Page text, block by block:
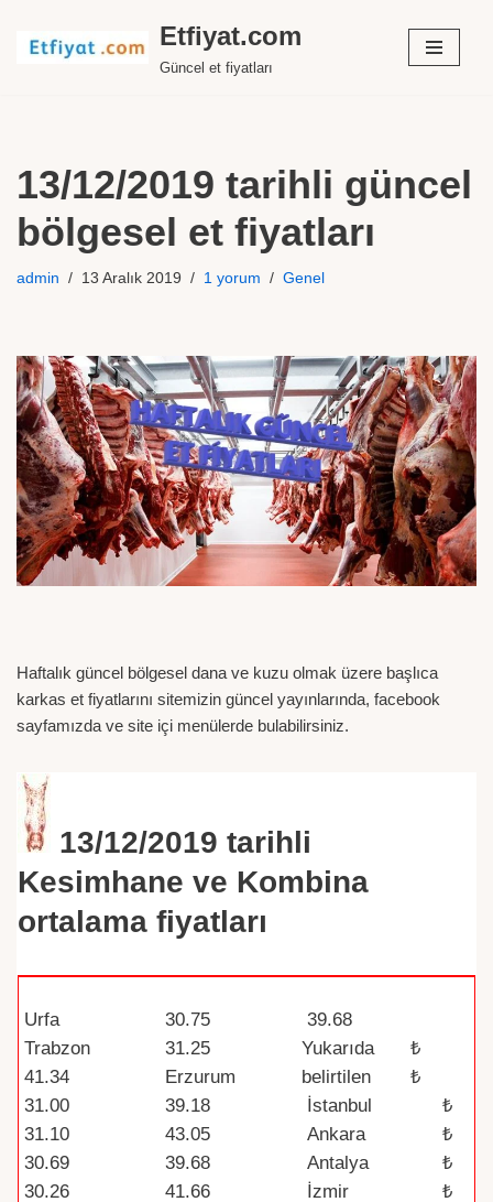
İçeriğe
Etfiyat.com
Güncel et fiyatları
13/12/2019 tarihli güncel
bölgesel et fiyatları
admin 13 Aralık 2019 1 yorum Genel
Haftalık güncel bölgesel dana ve kuzu olmak üzere başlıca
karkas et fiyatlarını sitemizin güncel yayınlarında, facebook
sayfamızda ve site içi menülerde bulabilirsiniz.
13/12/2019 tarihli
Kesimhane ve Kombina
ortalama fiyatları
Urfa 30.75
39.68
₺
Trabzon
31.25
41.34
₺
Erzurum
31.00
39.18 ₺
İstanbul
31.10
43.05 ₺
Ankara
30.69
39.68 ₺
Antalya
30.26
41.66 ₺
İzmir
Yukarıda
belirtilen